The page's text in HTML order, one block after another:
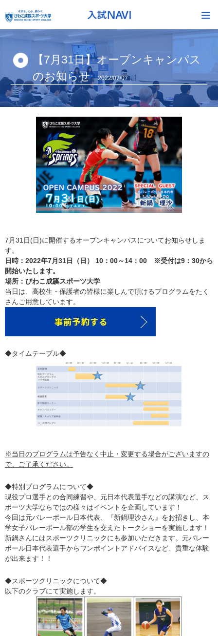
【7月31日】オープンキャンパス
のお知らせ
2022/07/07
7月31日(日)に開催するオープンキャンパスについてお知らせしま
す。
日時：2022年7月31日（日） 10：00～14：00 ※受付は9：30から
開始いたします。
場所：びわこ成蹊スポーツ大学
当日は、高校生・保護者の皆様に楽しんで頂けるプログラムをたく
さんご用意しています。
◆タイムテーブル◆
※当日のプログラムは予告なく中止・変更する場合がございますの
で、ご了承ください。
◆特別プログラムについて◆
現役プロ選手との合同練習や、元日本代表選手などの講演など、ス
ポーツ大学ならではの様々はイベントを企画しています！
今回は元バレーボール日本代表、『新鍋理沙さん』をお招きし、本
学女子バレーボール部の学生を交えたトークショーを実施します！
新鍋さんにはスポーツクリニックにも参加いただきます。元バレー
ボール日本代表選手からワンポイントアドバイスなど、貴重な体験
が出来ます！！
◆スポーツクリニックについて◆
以下のクラブにて実施します。